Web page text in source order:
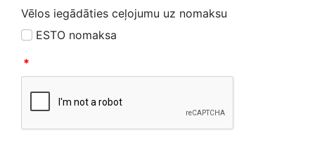
Vēlos iegādāties ceļojumu uz nomaksu
ESTO nomaksa
*